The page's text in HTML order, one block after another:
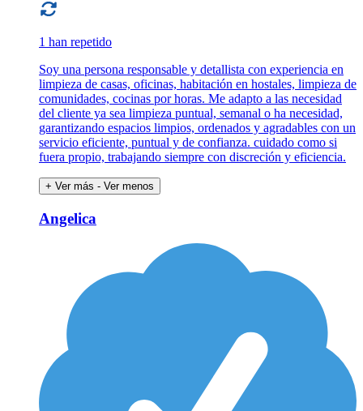
1 han repetido
Soy una persona responsable y detallista con experiencia en
limpieza de casas, oficinas, habitación en hostales, limpieza de
comunidades, cocinas por horas. Me adapto a las necesidad
del cliente ya sea limpieza puntual, semanal o ha necesidad,
garantizando espacios limpios, ordenados y agradables con un
servicio eficiente, puntual y de confianza. cuidado como si
fuera propio, trabajando siempre con discreción y eficiencia.
+ Ver más - Ver menos
Angelica